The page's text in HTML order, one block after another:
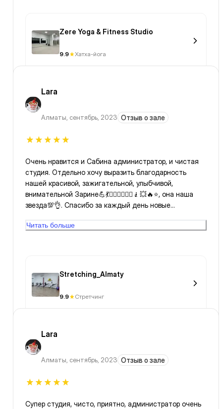
Zere Yoga & Fitness Studio
9.9 Хатха-йога
Lara
Алматы, сентябрь, 2023 Отзыв о зале
Очень нравится и Сабина администратор, и чистая
студия. Отдельно хочу выразить благодарность
нашей красивой, зажигательной, улыбчивой,
внимательной Зарине💪💃🏃‍♀️🏃‍♂️🧎‍♂️🧎💥🔥⭐️, она наша
звезда💯👌. Спасибо за каждый день новые
Читать больше
Stretching_Almaty
9.9 Стретчинг
Lara
Алматы, сентябрь, 2023 Отзыв о зале
Супер студия, чисто, приятно, администратор очень